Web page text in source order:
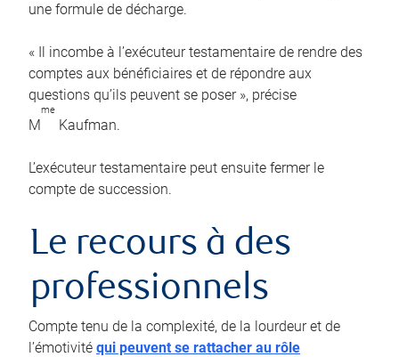
une formule de décharge.
« Il incombe à l’exécuteur testamentaire de rendre des
comptes aux bénéficiaires et de répondre aux
questions qu’ils peuvent se poser », précise
M
me
Kaufman.
L’exécuteur testamentaire peut ensuite fermer le
compte de succession.
Le recours à des
professionnels
Compte tenu de la complexité, de la lourdeur et de
l’émotivité qui peuvent se rattacher au rôle